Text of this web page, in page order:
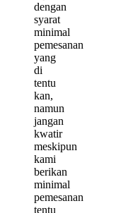
dengan
syarat
minimal
pemesanan
yang
di
tentu
kan,
namun
jangan
kwatir
meskipun
kami
berikan
minimal
pemesanan
tentu